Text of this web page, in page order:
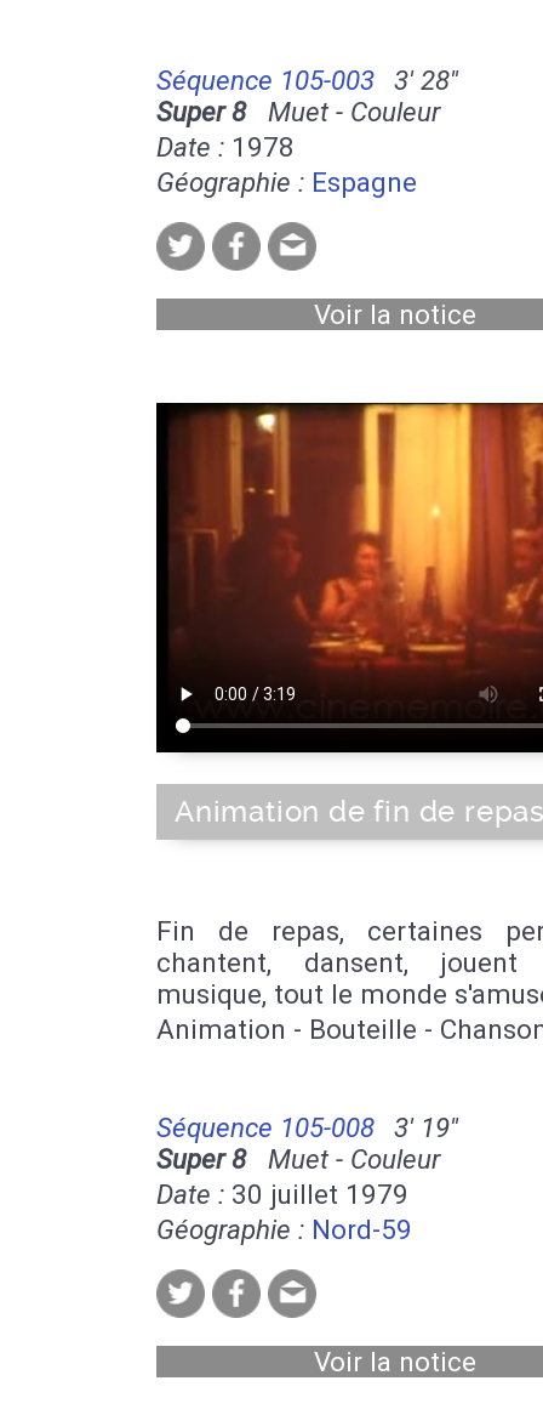
Séquence 105-003
3' 28''
Super 8Muet - Couleur
Date : 1978
Géographie : Espagne
Voir la notice
Animation de fin de
Fin de repas, certaines
chantent, dansent,
musique, tout le monde
Animation - Bouteille -
Séquence 105-008
3' 19''
Super 8Muet - Couleur
Date : 30 juillet 1979
Géographie : Nord-59
Voir la notice